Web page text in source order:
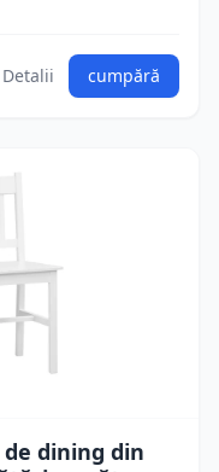
Detalii cumpără
de dining din